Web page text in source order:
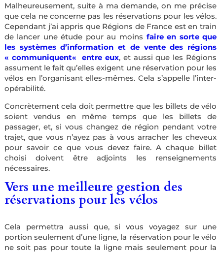
Malheureusement, suite à ma demande, on me précise
que cela ne concerne pas les réservations pour les vélos.
Cependant j’ai appris que Régions de France est en train
de lancer une étude pour au moins faire en sorte que
les systèmes d’information et de vente des régions
« communiquent« entre eux, et aussi que les Régions
assument le fait qu’elles exigent une réservation pour les
vélos en l’organisant elles-mêmes. Cela s’appelle l’inter-
opérabilité.
Concrètement cela doit permettre que les billets de vélo
soient vendus en même temps que les billets de
passager, et, si vous changez de région pendant votre
trajet, que vous n’ayez pas à vous arracher les cheveux
pour savoir ce que vous devez faire. A chaque billet
choisi doivent être adjoints les renseignements
nécessaires.
Vers une meilleure gestion des
réservations pour les vélos
Cela permettra aussi que, si vous voyagez sur une
portion seulement d’une ligne, la réservation pour le vélo
ne soit pas pour toute la ligne mais seulement pour la